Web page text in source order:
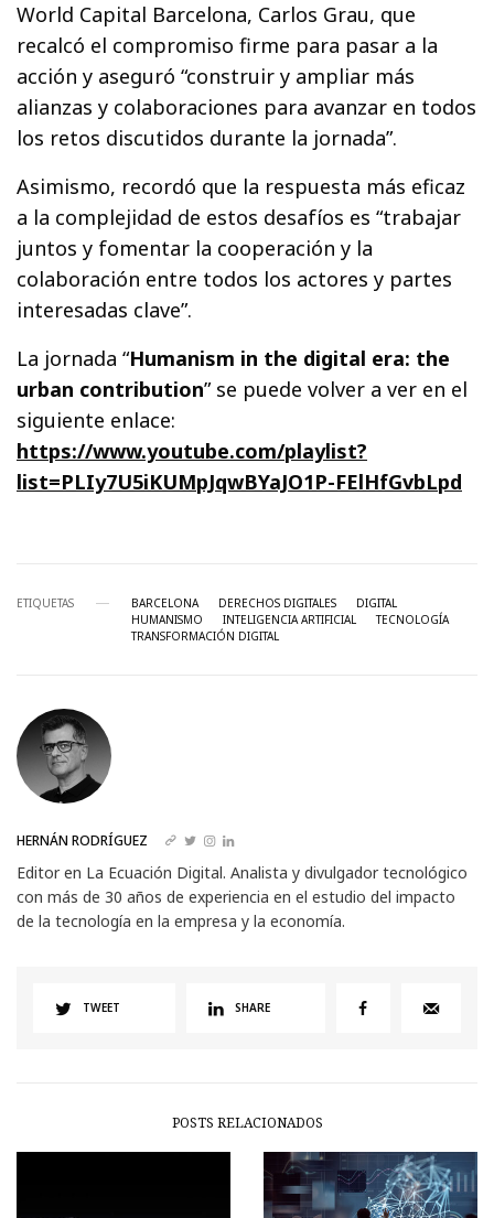
World Capital Barcelona, Carlos Grau, que
recalcó el compromiso firme para pasar a la
acción y aseguró “construir y ampliar más
alianzas y colaboraciones para avanzar en todos
los retos discutidos durante la jornada”.
Asimismo, recordó que la respuesta más eficaz
a la complejidad de estos desafíos es “trabajar
juntos y fomentar la cooperación y la
colaboración entre todos los actores y partes
interesadas clave”.
La jornada “Humanism in the digital era: the
urban contribution” se puede volver a ver en el
siguiente enlace:
https://www.youtube.com/playlist?
list=PLIy7U5iKUMpJqwBYaJO1P-FElHfGvbLpd
ETIQUETAS BARCELONA DERECHOS DIGITALES
DIGITAL
HUMANISMO
INTELIGENCIA ARTIFICIAL
TECNOLOGÍA
TRANSFORMACIÓN DIGITAL
HERNÁN RODRÍGUEZ
Editor en La Ecuación Digital. Analista y divulgador tecnológico
con más de 30 años de experiencia en el estudio del impacto
de la tecnología en la empresa y la economía.
TWEET SHARE
POSTS RELACIONADOS